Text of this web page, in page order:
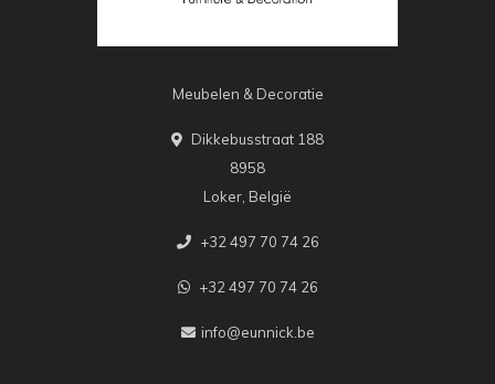
Meubelen & Decoratie
Dikkebusstraat 188
8958
Loker, België
+32 497 70 74 26
+32 497 70 74 26
info@eunnick.be